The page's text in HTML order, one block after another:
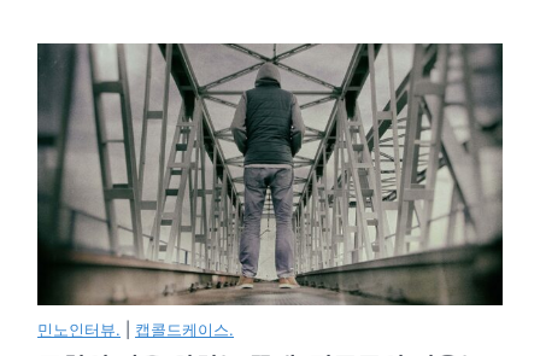
민노인터뷰. 캡콜드케이스.